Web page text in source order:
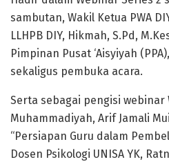
sambutan, Wakil Ketua PWA
LLHPB DIY, Hikmah, S.Pd,
Pimpinan Pusat ‘Aisyiyah
sekaligus pembuka acara.
Serta sebagai pengisi webinar
Muhammadiyah, Arif Jamali
“Persiapan Guru dalam
Dosen Psikologi UNISA YK,